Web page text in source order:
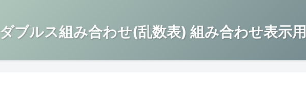
ダブルス組み合わせ(乱数表) 組み合わせ表示